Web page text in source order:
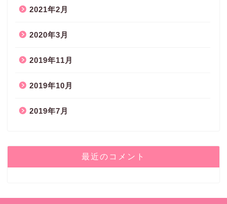
2021年2月
2020年3月
2019年11月
2019年10月
2019年7月
最近のコメント